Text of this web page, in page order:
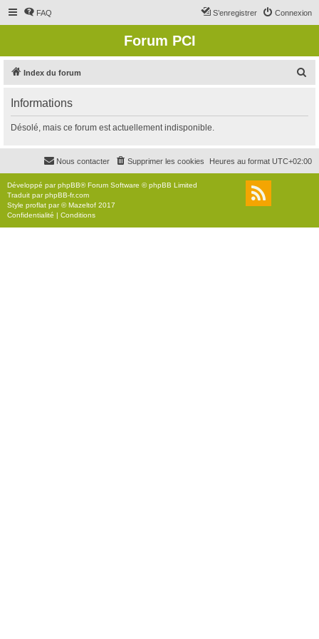
FAQ Connexion
S’enregistrer
Forum PCI
Index du forum
r
c
r
Informations
Désolé, mais ce forum est actuellement indisponible.
Heures au format UTC+02:00
Supprimer les cookies
Nous contacter
Développé parphpBB® Forum Software © phpBB Limited
Traduit parphpBB-fr.com
Style proflat par ©Mazeltof 2017
Confidentialité | Conditions